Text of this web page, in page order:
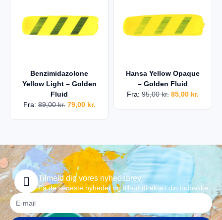
Benzimidazolone
Yellow Light – Golden
Fluid
Fra: 89,00kr. 79,00 kr.
Hansa Yellow Opaque
– Golden Fluid
Fra: 95,00kr. 85,00 kr.
Tilmeld dig vores nyhedsbrev
Få de seneste nyheder og tilbud direkte i din indbakke